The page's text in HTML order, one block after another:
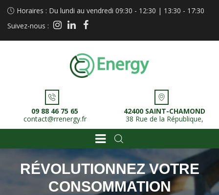
Horaires : Du lundi au vendredi 09:30 - 12:30 | 13:30 - 17:30
Suivez-nous : instagramlinkedinfacebook
09 88 46 75 65
contact@rrenergy.fr
42400 SAINT-CHAMOND
38 Rue de la République,
RÉVOLUTIONNEZ VOTRE
CONSOMMATION